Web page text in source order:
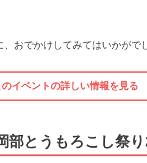
おでかけしてみてはいかがで
のイベントの詳しい情報を見る
部とうもろこし祭